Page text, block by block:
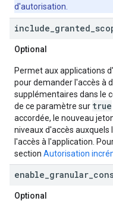
d'autorisation.
include granted
Optional
Permet aux applications
pour demander l'accès à
supplémentaires dans le
de ce paramètre sur true
accordée, le nouveau
niveaux d'accès
l'accès à l'application.
section Autorisation
enable granular
Optional